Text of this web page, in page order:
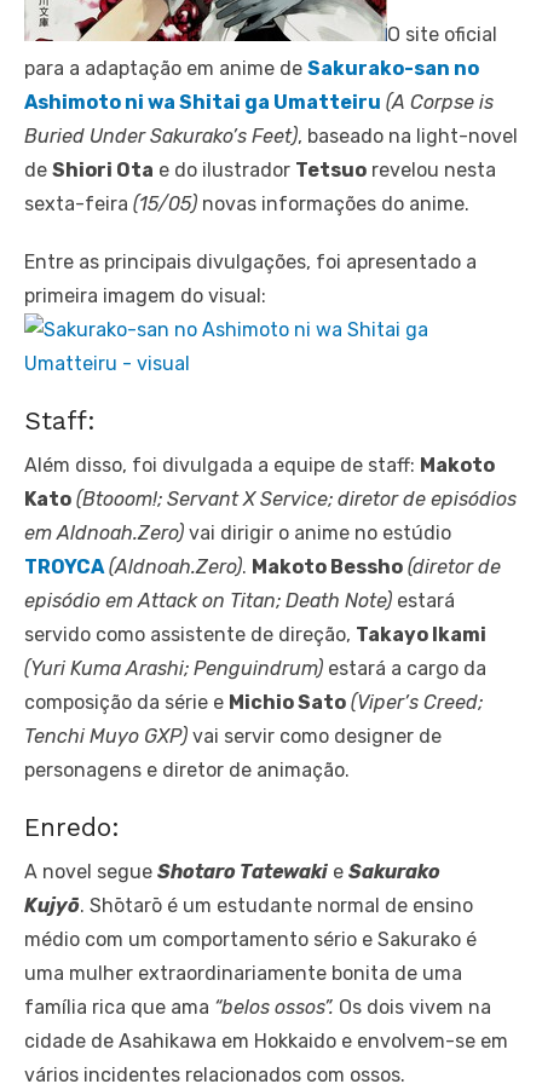
O site oficial
para a adaptação em anime de Sakurako-san no
Ashimoto ni wa Shitai ga Umatteiru (A Corpse is
Buried Under Sakurako’s Feet), baseado na light-novel
de Shiori Ota e do ilustrador Tetsuo revelou nesta
sexta-feira (15/05) novas informações do anime.
Entre as principais divulgações, foi apresentado a
primeira imagem do visual:
Staff:
Além disso, foi divulgada a equipe de staff: Makoto
Kato (Btooom!; Servant X Service; diretor de episódios
em Aldnoah.Zero) vai dirigir o anime no estúdio
TROYCA (Aldnoah.Zero). Makoto Bessho (diretor de
episódio em Attack on Titan; Death Note) estará
servido como assistente de direção, Takayo Ikami
(Yuri Kuma Arashi; Penguindrum) estará a cargo da
composição da série e Michio Sato (Viper’s Creed;
Tenchi Muyo GXP) vai servir como designer de
personagens e diretor de animação.
Enredo:
A novel segue Shotaro Tatewaki e Sakurako
Kujyō. Shōtarō é um estudante normal de ensino
médio com um comportamento sério e Sakurako é
uma mulher extraordinariamente bonita de uma
família rica que ama “belos ossos”. Os dois vivem na
cidade de Asahikawa em Hokkaido e envolvem-se em
vários incidentes relacionados com ossos.